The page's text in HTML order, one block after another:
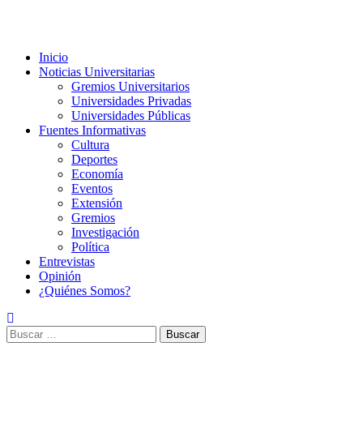
Menú
principal
Inicio
Noticias Universitarias
Gremios Universitarios
Universidades Privadas
Universidades Públicas
Fuentes Informativas
Cultura
Deportes
Economía
Eventos
Extensión
Gremios
Investigación
Política
Entrevistas
Opinión
¿Quiénes Somos?
Buscar: